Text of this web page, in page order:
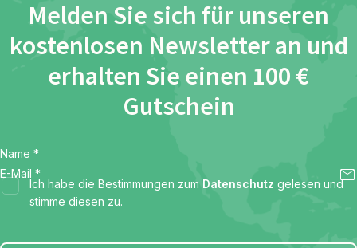
Melden Sie sich für unseren
kostenlosen Newsletter an und
erhalten Sie einen 100 €
Gutschein
Name *
E-Mail *
Ich habe die Bestimmungen zum Datenschutz gelesen und
stimme diesen zu.